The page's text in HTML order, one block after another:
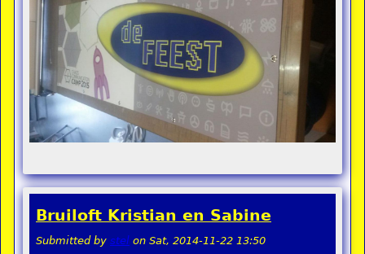
Bruiloft Kristian en Sabine
Submitted by stel on Sat, 2014-11-22 13:50